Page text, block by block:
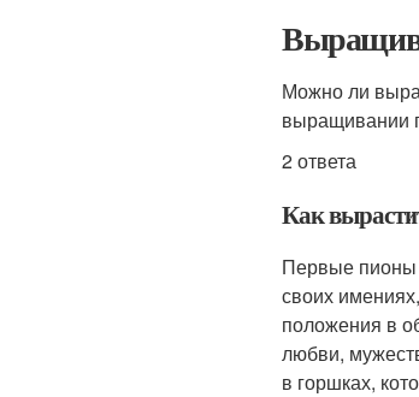
Можно ли
выращивании
2 ответа
Как
Первые пионы
своих
положения в
любви,
в горшках,